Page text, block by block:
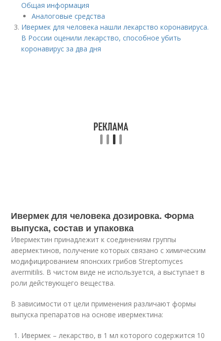
Общая информация
Аналоговые средства
Ивермек для человека нашли лекарство коронавируса.
В России оценили лекарство, способное убить
коронавирус за два дня
Ивермек для человека дозировка. Форма
выпуска, состав и упаковка
Ивермектин принадлежит к соединениям группы
авермектинов, получение которых связано с химическим
модифицированием японских грибов Streptomyces
avermitilis. В чистом виде не используется, а выступает в
роли действующего вещества.
В зависимости от цели применения различают формы
выпуска препаратов на основе ивермектина:
Ивермек – лекарство, в 1 мл которого содержится 10